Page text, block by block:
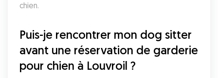
chien.
Puis-je rencontrer mon dog sitter
avant une réservation de garderie
pour chien à Louvroil ?